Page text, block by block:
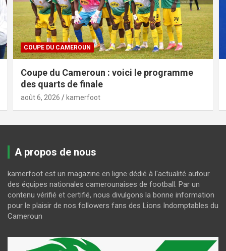
COUPE DU CAMEROUN
Coupe du Cameroun : voici le programme
des quarts de finale
août 6, 2026 kamerfoot
A propos de nous
kamerfoot est un magazine en ligne dédié à l'actualité autour
des équipes nationales camerounaises de football. Par un
contenu vérifié et certifié, nous divulgons la bonne information
pour le plaisir de nos followers fans des Lions Indomptables du
Cameroun